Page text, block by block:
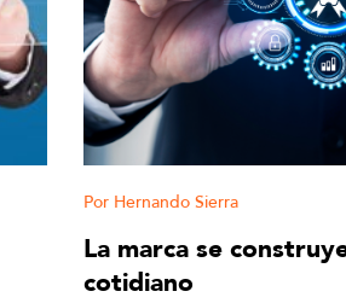
La marca se
cotidiano
Hernando Sierra